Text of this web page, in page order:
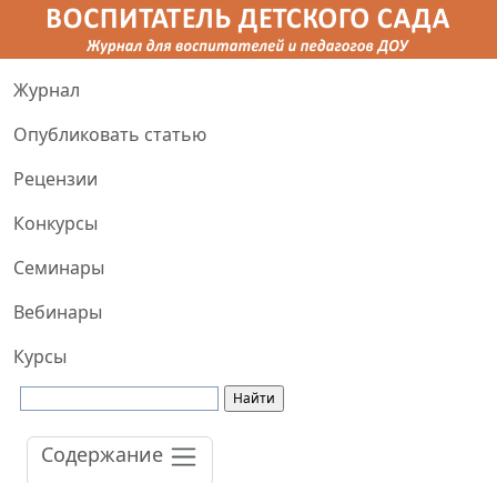
Журнал
Опубликовать статью
Рецензии
Конкурсы
Семинары
Вебинары
Курсы
Содержание